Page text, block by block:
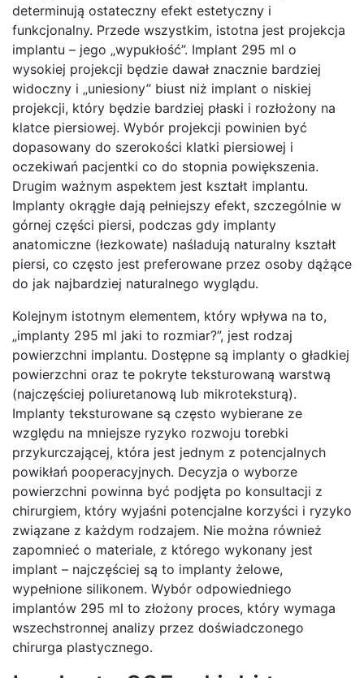
determinują ostateczny efekt estetyczny i
funkcjonalny. Przede wszystkim, istotna jest projekcja
implantu – jego „wypukłość”. Implant 295 ml o
wysokiej projekcji będzie dawał znacznie bardziej
widoczny i „uniesiony” biust niż implant o niskiej
projekcji, który będzie bardziej płaski i rozłożony na
klatce piersiowej. Wybór projekcji powinien być
dopasowany do szerokości klatki piersiowej i
oczekiwań pacjentki co do stopnia powiększenia.
Drugim ważnym aspektem jest kształt implantu.
Implanty okrągłe dają pełniejszy efekt, szczególnie w
górnej części piersi, podczas gdy implanty
anatomiczne (łezkowate) naśladują naturalny kształt
piersi, co często jest preferowane przez osoby dążące
do jak najbardziej naturalnego wyglądu.
Kolejnym istotnym elementem, który wpływa na to,
„implanty 295 ml jaki to rozmiar?”, jest rodzaj
powierzchni implantu. Dostępne są implanty o gładkiej
powierzchni oraz te pokryte teksturowaną warstwą
(najczęściej poliuretanową lub mikroteksturą).
Implanty teksturowane są często wybierane ze
względu na mniejsze ryzyko rozwoju torebki
przykurczającej, która jest jednym z potencjalnych
powikłań pooperacyjnych. Decyzja o wyborze
powierzchni powinna być podjęta po konsultacji z
chirurgiem, który wyjaśni potencjalne korzyści i ryzyko
związane z każdym rodzajem. Nie można również
zapomnieć o materiale, z którego wykonany jest
implant – najczęściej są to implanty żelowe,
wypełnione silikonem. Wybór odpowiedniego
implantów 295 ml to złożony proces, który wymaga
wszechstronnej analizy przez doświadczonego
chirurga plastycznego.